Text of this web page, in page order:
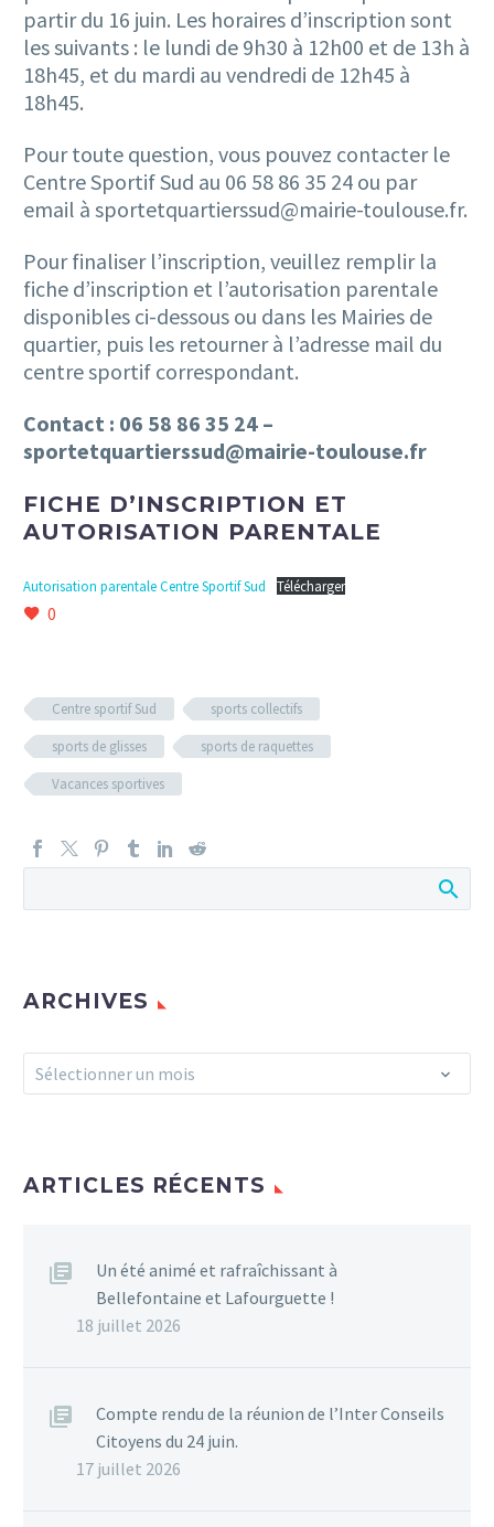
partir du 16 juin. Les horaires d’inscription sont
les suivants : le lundi de 9h30 à 12h00 et de 13h à
18h45, et du mardi au vendredi de 12h45 à
18h45.
Pour toute question, vous pouvez contacter le
Centre Sportif Sud au 06 58 86 35 24 ou par
email à sportetquartierssud@mairie-toulouse.fr.
Pour finaliser l’inscription, veuillez remplir la
fiche d’inscription et l’autorisation parentale
disponibles ci-dessous ou dans les Mairies de
quartier, puis les retourner à l’adresse mail du
centre sportif correspondant.
Contact : 06 58 86 35 24 –
sportetquartierssud@mairie-toulouse.fr
FICHE D’INSCRIPTION ET
AUTORISATION PARENTALE
Autorisation parentale Centre Sportif Sud Télécharger
0
Centre sportif Sud
sports collectifs
sports de glisses
sports de raquettes
Vacances sportives
ARCHIVES
Archives
Sélectionner un mois
ARTICLES RÉCENTS
Un été animé et rafraîchissant à
Bellefontaine et Lafourguette !
18 juillet 2026
Compte rendu de la réunion de l’Inter Conseils
Citoyens du 24 juin.
17 juillet 2026